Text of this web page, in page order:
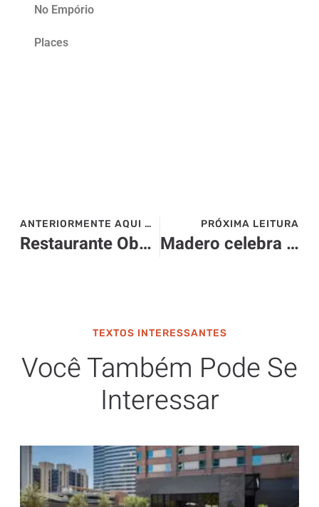
No Empório
Places
ANTERIORMENTE AQUI NO SITE>>>
Restaurante Observatorio – Mendoza
PRÓXIMA LEITURA
Madero celebra Dia dos Pais com cardápio especial
TEXTOS INTERESSANTES
Você Também Pode Se
Interessar